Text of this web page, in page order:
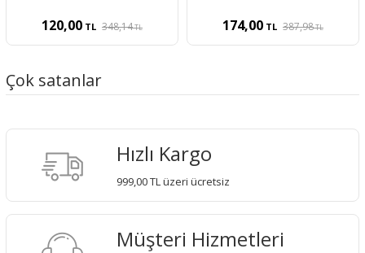
120,00 TL 348,14TL 174,00 TL 387,98TL
Çok satanlar
Hızlı Kargo
999,00 TL üzeri ücretsiz
Müşteri Hizmetleri